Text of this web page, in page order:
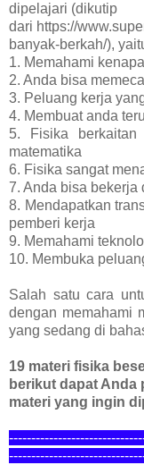
dipelajari (dikutip
dari https://
banyak-berkah/),
1. Memahami
2. Anda bisa
3. Peluang kerja
4. Membuat anda
5. Fisika
matematika
6. Fisika sangat
7. Anda bisa bekerja
8. Mendapatkan
pemberi kerja
9. Memahami
10. Membuka
Salah satu cara
dengan memahami
yang sedang di
19 materi fisika
berikut dapat Anda
materi yang ingin